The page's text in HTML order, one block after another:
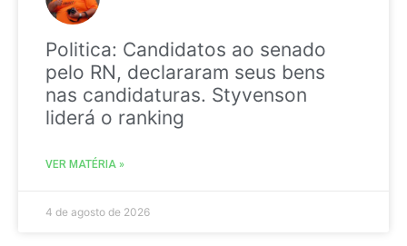
Politica: Candidatos ao senado
pelo RN, declararam seus bens
nas candidaturas. Styvenson
liderá o ranking
VER MATÉRIA »
4 de agosto de 2026